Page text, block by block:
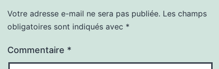
Votre adresse e-mail ne sera pas publiée. Les champs
obligatoires sont indiqués avec *
Commentaire *